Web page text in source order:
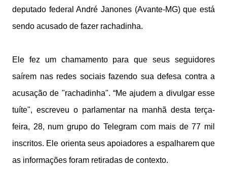
deputado federal André Janones (Avante-MG) que está
sendo acusado de fazer rachadinha.
Ele fez um chamamento para que seus seguidores
saírem nas redes sociais fazendo sua defesa contra a
acusação de "rachadinha". “Me ajudem a divulgar esse
tuíte", escreveu o parlamentar na manhã desta terça-
feira, 28, num grupo do Telegram com mais de 77 mil
inscritos. Ele orienta seus apoiadores a espalharem que
as informações foram retiradas de contexto.